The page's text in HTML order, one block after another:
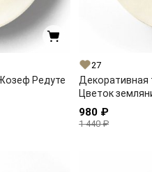
Редуте
27
Декоративная
Цветок
980 ₽
1 440 ₽